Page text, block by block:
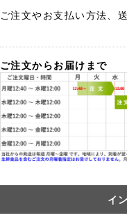
ご注文やお支払い方法、
ご注文からお届けまで
イ